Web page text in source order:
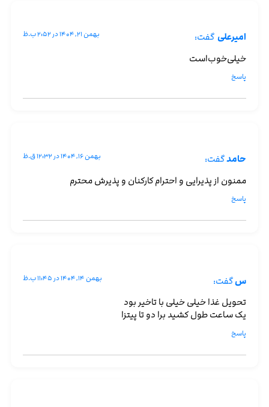
امیر‌علی ‌ گفت: بهمن ۲۱, ۱۴۰۴ در ۲:۵۲ ب.ظ
خیلی‌خوب‌است
پاسخ
حامدگفت: بهمن ۱۶, ۱۴۰۴ در ۱۲:۳۲ ق.ظ
ممنون از پذیرایی و احترام کارکنان و پذیرش محترم
پاسخ
سگفت: بهمن ۱۴, ۱۴۰۴ در ۱۱:۴۵ ب.ظ
تحویل غذا خیلی خیلی با تاخیر بود
یک ساعت طول کشید برا دو تا پیتزا
پاسخ